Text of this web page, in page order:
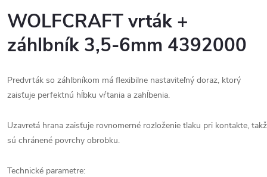
WOLFCRAFT vrták +
záhlbník 3,5-6mm 4392000
Predvrták so záhlbníkom má flexibilne nastaviteľný doraz, ktorý
zaisťuje perfektnú hĺbku vŕtania a zahĺbenia.
Uzavretá hrana zaisťuje rovnomerné rozloženie tlaku pri kontakte,
sú chránené povrchy obrobku.
Technické parametre: